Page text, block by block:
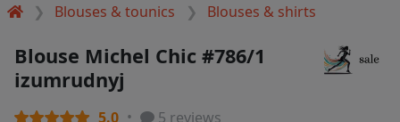
Blouses & tounics Blouses & shirts
Blouse Michel Chic #786/1
izumrudnyj
5.0
5 reviews